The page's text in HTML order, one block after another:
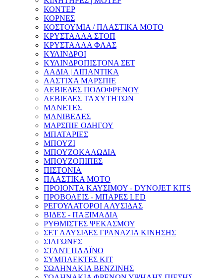
ΚΟΝΤΕΡ
ΚΟΡΝΕΣ
ΚΟΣΤΟΥΜΙΑ / ΠΛΑΣΤΙΚΑ ΜΟΤΟ
ΚΡΥΣΤΑΛΛΑ ΣΤΟΠ
ΚΡΥΣΤΑΛΛΑ ΦΛΑΣ
ΚΥΛΙΝΔΡΟΙ
ΚΥΛΙΝΔΡΟΠΙΣΤΟΝΑ ΣΕΤ
ΛΑΔΙΑ | ΛΙΠΑΝΤΙΚΑ
ΛΑΣΤΙΧΑ ΜΑΡΣΠΙΕ
ΛΕΒΙΕΔΕΣ ΠΟΔΟΦΡΕΝΟΥ
ΛΕΒΙΕΔΕΣ ΤΑΧΥΤΗΤΩΝ
ΜΑΝΕΤΕΣ
ΜΑΝΙΒΕΛΕΣ
ΜΑΡΣΠΙΕ ΟΔΗΓΟΥ
ΜΠΑΤΑΡΙΕΣ
ΜΠΟΥΖΙ
ΜΠΟΥΖΟΚΑΛΩΔΙΑ
ΜΠΟΥΖΟΠΙΠΕΣ
ΠΙΣΤΟΝΙΑ
ΠΛΑΣΤΙΚΑ ΜΟΤΟ
ΠΡΟΙΟΝΤΑ ΚΑΥΣΙΜΟΥ - DYNOJET KITS
ΠΡΟΒΟΛΕΙΣ - ΜΠΑΡΕΣ LED
ΡΕΓΟΥΛΑΤΟΡΟΙ ΑΛΥΣΙΔΑΣ
ΒΙΔΕΣ - ΠΑΞΙΜΑΔΙΑ
ΡΥΘΜΙΣΤΕΣ ΨΕΚΑΣΜΟΥ
ΣΕΤ ΑΛΥΣΙΔΕΣ ΓΡΑΝΑΖΙΑ ΚΙΝΗΣΗΣ
ΣΙΑΓΩΝΕΣ
ΣΤΑΝΤ ΠΛΑΪΝΟ
ΣΥΜΠΛΕΚΤΕΣ ΚΙΤ
ΣΩΛΗΝΑΚΙΑ ΒΕΝΖΙΝΗΣ